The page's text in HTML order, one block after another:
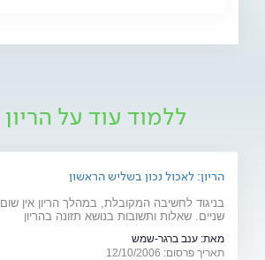
ללמוד עוד על הריון
הריון: לאכול נכון בשליש הראשון
בניגוד לחשיבה המקובלת, במהלך הריון אין
שניים. שאלות ותשובות בנושא תזונה בהריון
מאת: ענב ברגר-שמש
תאריך פרסום: 12/10/2006